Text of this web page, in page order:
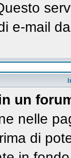
e-mail
un
nelle
di